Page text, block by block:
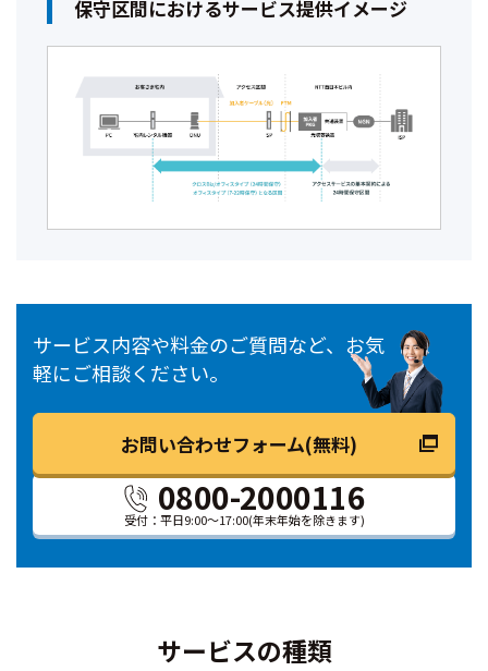
保守区間におけるサービス提供イメージ
サービス内容や料金のご質問など、お気
軽にご相談ください。
0800-2000116
受付：平日9:00～17:00(年末年始を除きます)
お問い合わせフォーム(無料)
サービスの種類